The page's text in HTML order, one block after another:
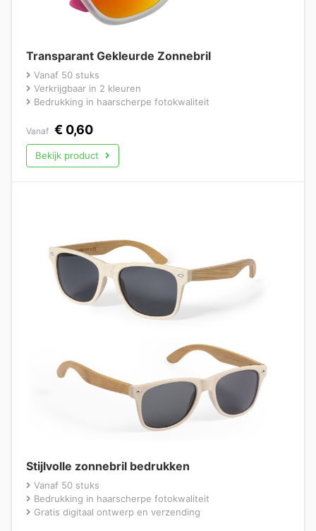
Transparant Gekleurde Zonnebril
Vanaf 50 stuks
Verkrijgbaar in 2 kleuren
Bedrukking in haarscherpe fotokwaliteit
Vanaf € 0,60
Bekijk product
Stijlvolle zonnebril bedrukken
Vanaf 50 stuks
Bedrukking in haarscherpe fotokwaliteit
Gratis digitaal ontwerp en verzending